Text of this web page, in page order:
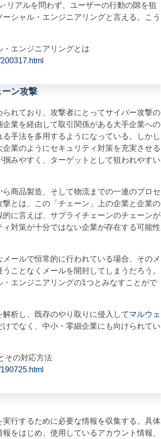
･リアルを問わず、ユーザーの行動の隙を狙
シャル・エンジニアリングと言える。こう
エンジニアリングとは
ン攻撃
れており、攻撃者にとってサイバー攻撃の
業を経由して取引関係がある大手企業への
る手法を多用するようになっている。しかし
業のようにセキュリティ対策を充実させる
みやすく、ターゲットとして狙われやすい
商品製造、そして物流までの一連のプロセ
とは、この「チェーン」上の企業と企業の
に言えば、サプライチェーンのチェーンが
対策が十分ではない企業が存在する可能性
ールで恒常的に行われている場合、そのメ
ことなくメールを開封してしまうだろう。
エンジニアリングの1つとみなすことがで
析し、既存のやり取りに侵入してマルウェ
でなく、中小・零細企業にも向けられてい
その対応方法
行するために必要な情報を収集する。具体
をはじめ、使用しているアカウント情報、